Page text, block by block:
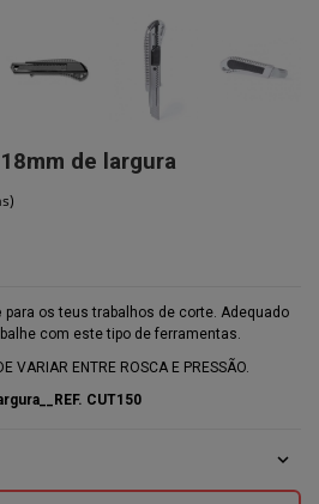
de largura
para os teus trabalhos de corte. Adequado
com este tipo de ferramentas.
VARIAR ENTRE ROSCA E PRESSÃO.
CUT150
expand_more